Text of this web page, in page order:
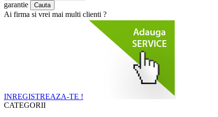
garantie
Ai firma si vrei mai multi clienti ?
INREGISTREAZA-TE !
CATEGORII